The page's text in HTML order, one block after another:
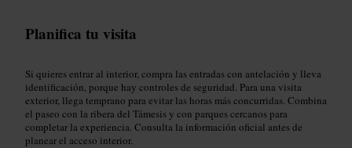
Planifica tu visita
Si quieres entrar al interior, compra las entradas con antelación y lleva
identificación, porque hay controles de seguridad. Para una visita
exterior, llega temprano para evitar las horas más concurridas. Combina
el paseo con la ribera del Támesis y con parques cercanos para
completar la experiencia. Consulta la información oficial antes de
planear el acceso interior.